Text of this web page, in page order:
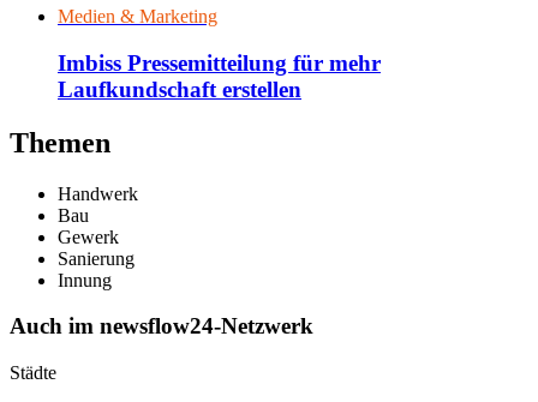
Medien & Marketing
Imbiss Pressemitteilung für mehr
Laufkundschaft erstellen
Themen
Handwerk
Bau
Gewerk
Sanierung
Innung
Auch im newsflow24-Netzwerk
Städte